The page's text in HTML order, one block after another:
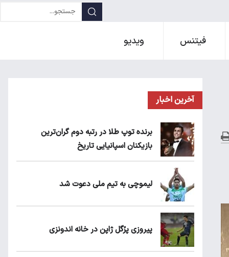
فیتنس ویدیو
آخرین اخبار
برنده توپ طلا در رتبه دوم گران‌ترین
بازیکنان اسپانیایی تاریخ
لیموچی به تیم ملی دعوت شد
پیروزی پرُگل ژاپن در خانه اندونزی